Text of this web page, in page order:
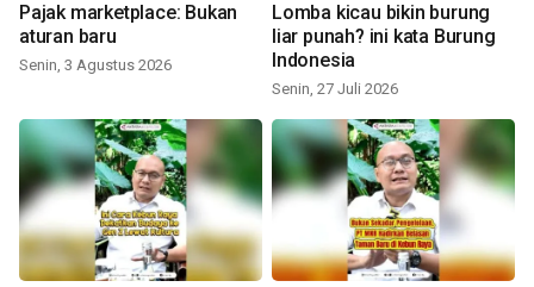
Pajak marketplace: Bukan
aturan baru
Senin, 3 Agustus 2026
Lomba kicau bikin burung
liar punah? ini kata Burung
Indonesia
Senin, 27 Juli 2026